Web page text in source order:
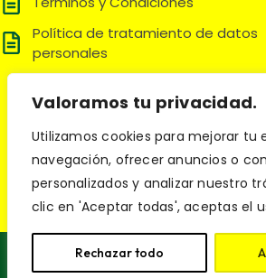
Valoramos tu privacidad.
Utilizamos cookies para mejorar tu
navegación, ofrecer anuncios o
personalizados y analizar nuestro
clic en 'Aceptar todas', aceptas el
Rechazar todo
Política de tratamiento de datos
personales
© 2025 Pets and Cats. Todos los